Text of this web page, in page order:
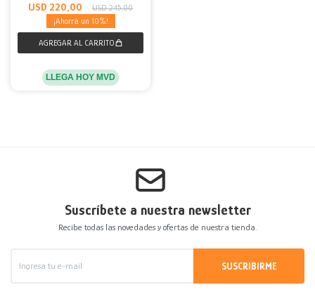
USD 220,00 USD 245,00
10
LLEGA HOY MVD
Suscríbete a nuestra newsletter
Recibe todas las novedades y ofertas de nuestra tienda.
SUSCRIBIRME